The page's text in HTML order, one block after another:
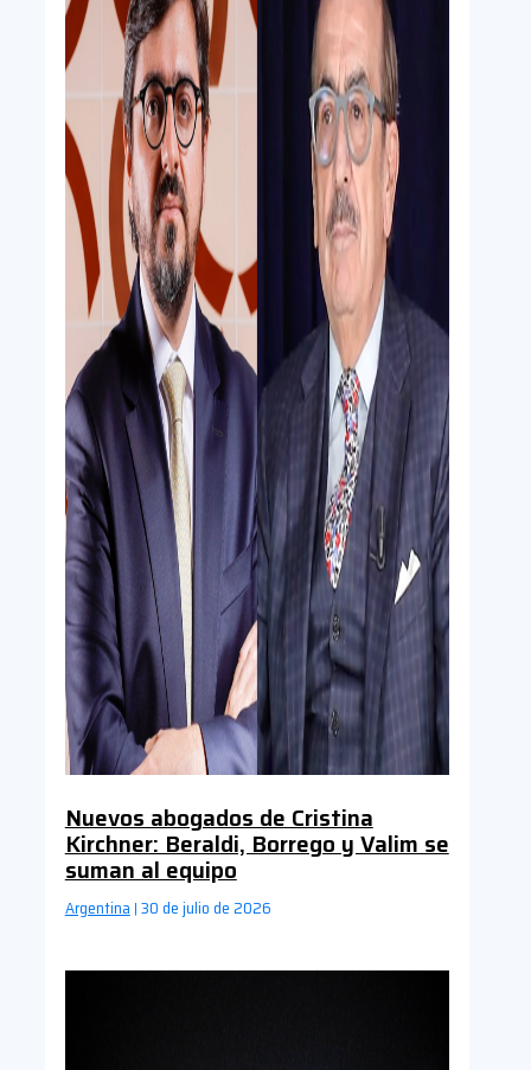
Nuevos abogados de Cristina
Kirchner: Beraldi, Borrego y Valim se
suman al equipo
Argentina | 30 de julio de 2026